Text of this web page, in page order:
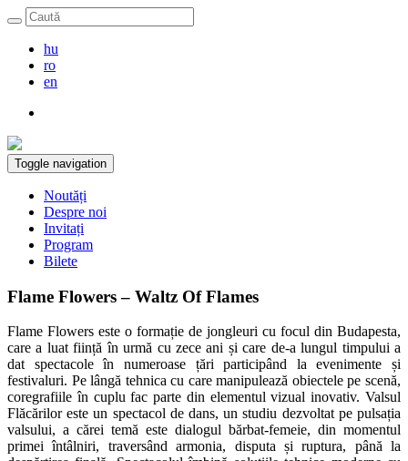
hu
ro
en
Toggle navigation
Noutăți
Despre noi
Invitați
Program
Bilete
Flame Flowers – Waltz Of Flames
Flame Flowers este o formație de jongleuri cu focul din Budapesta,
care a luat ființă în urmă cu zece ani și care de-a lungul timpului a
dat spectacole în numeroase țări participând la evenimente și
festivaluri. Pe lângă tehnica cu care manipulează obiectele pe scenă,
coregrafiile în cuplu fac parte din elementul vizual inovativ. Valsul
Flăcărilor este un spectacol de dans, un studiu dezvoltat pe pulsația
valsului, a cărei temă este dialogul bărbat-femeie, din momentul
primei întâlniri, traversând armonia, disputa și ruptura, până la